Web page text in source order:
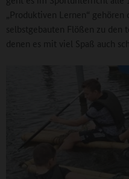
„Produktiven Lernen“
selbstgebauten Flößen zu den
denen es mit viel Spaß auch